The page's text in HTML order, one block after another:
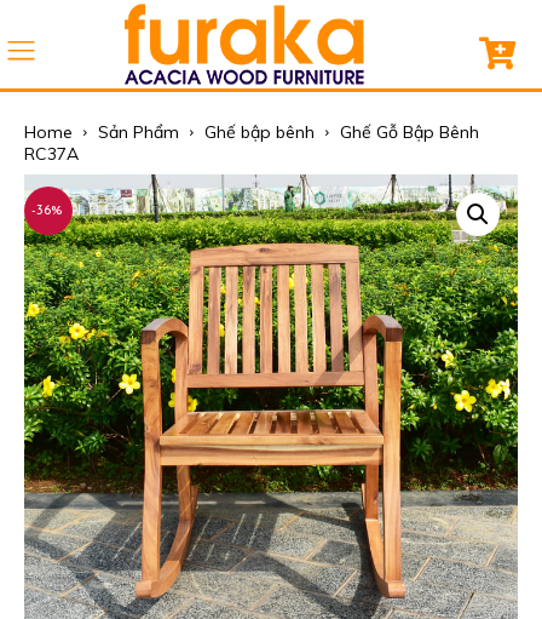
Home Sản Phẩm Ghế bập bênh
Ghế Gỗ Bập Bênh
RC37A
-36%